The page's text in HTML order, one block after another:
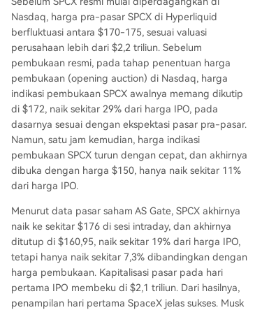
Nasdaq, harga pra-pasar SPCX di Hyperliquid
berfluktuasi antara $170-175, sesuai valuasi
perusahaan lebih dari $2,2 triliun. Sebelum
pembukaan resmi, pada tahap penentuan harga
pembukaan (opening auction) di Nasdaq, harga
indikasi pembukaan SPCX awalnya memang dikutip
di $172, naik sekitar 29% dari harga IPO, pada
dasarnya sesuai dengan ekspektasi pasar pra-pasar.
Namun, satu jam kemudian, harga indikasi
pembukaan SPCX turun dengan cepat, dan akhirnya
dibuka dengan harga $150, hanya naik sekitar 11%
dari harga IPO.
Menurut data pasar saham AS Gate, SPCX akhirnya
naik ke sekitar $176 di sesi intraday, dan akhirnya
ditutup di $160,95, naik sekitar 19% dari harga IPO,
tetapi hanya naik sekitar 7,3% dibandingkan dengan
harga pembukaan. Kapitalisasi pasar pada hari
pertama IPO membeku di $2,1 triliun. Dari hasilnya,
penampilan hari pertama SpaceX jelas sukses. Musk